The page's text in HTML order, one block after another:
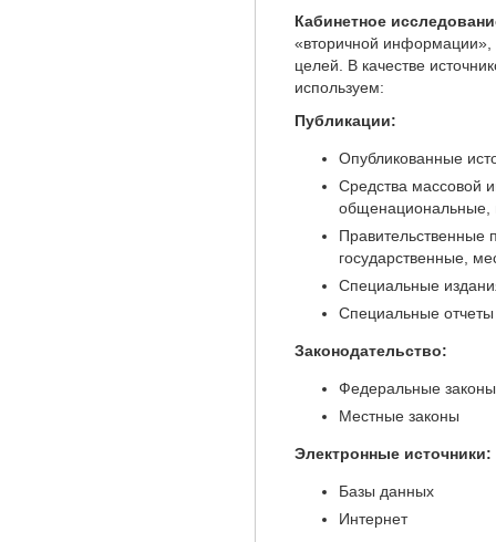
Кабинетное
«вторичной информации»,
целей. В качестве
используем:
Публикации:
Опубликованные
Средства массовой
общенациональные,
Правительственные
государственные,
Специальные
Специальные отчеты
Законодательство:
Федеральные законы
Местные законы
Электронные источники:
Базы данных
Интернет